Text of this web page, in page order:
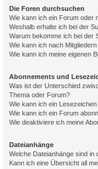
Die Foren durchsuchen
Wie kann ich ein Forum oder
Weshalb erhalte ich bei der
Warum bekomme ich bei der
Wie kann ich nach
Wie kann ich meine eigenen
Abonnements und
Was ist der Unterschied
Thema oder Forum?
Wie kann ich ein
Wie kann ich ein Forum
Wie deaktiviere ich meine
Dateianhänge
Welche Dateianhänge sind in
Kann ich eine Übersicht all